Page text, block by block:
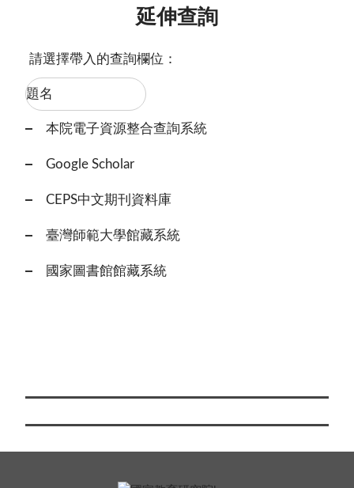
延伸查詢
請選擇帶入的查詢欄位：
本院電子資源整合查詢系統
Google Scholar
CEPS中文期刊資料庫
臺灣師範大學館藏系統
國家圖書館館藏系統